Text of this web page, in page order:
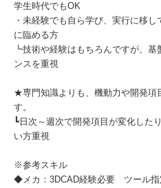
学生時代でもOK
・未経験でも自ら学び、実行に移
に臨める方
┗技術や経験はもちろんですが、
ンスを重視
★専門知識よりも、機動力や開発項
す。
┗日次～週次で開発項目が変化した
い方重視
※参考スキル
◆メカ：3DCAD経験必要 ツール指